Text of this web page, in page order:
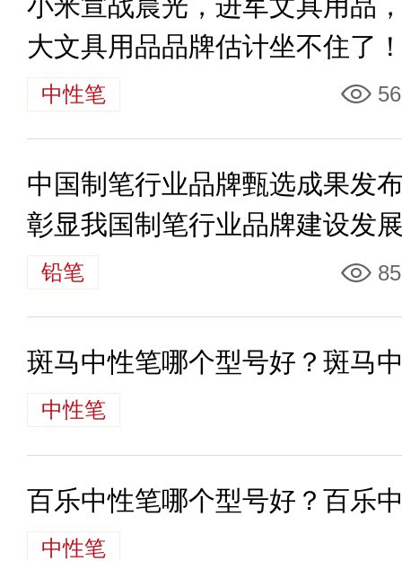
大文具用品品牌估计坐不住了
中性笔
中国制笔行业品牌甄选成果发
彰显我国制笔行业品牌建设发
力铅笔 85
斑马中性笔哪个型号好？斑马
中性笔
百乐中性笔哪个型号好？百乐
中性笔